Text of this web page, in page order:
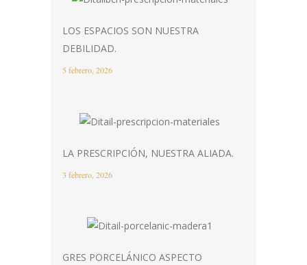
LOS ESPACIOS SON NUESTRA
DEBILIDAD.
5 febrero, 2026
LA PRESCRIPCIÓN, NUESTRA ALIADA.
3 febrero, 2026
GRES PORCELÁNICO ASPECTO